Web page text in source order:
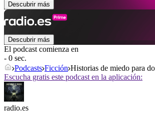
Descubrir más
Descubrir más
El podcast comienza en
- 0 sec.
Podcasts Ficción Historias de miedo para
Escucha gratis este podcast en la aplicación:
radio.es